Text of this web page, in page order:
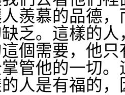
羨慕的品德
乏。這樣的
個需要，他
管他的一切
人是有福的